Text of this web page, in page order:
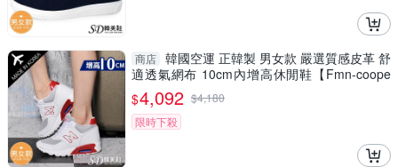
商店 韓國空運 正韓製 男女款 嚴選質感皮革 舒
適透氣網布 10cm內增高休閒鞋【Fmn-coope
r】版型偏小
$4,092 $4,180
限時下殺